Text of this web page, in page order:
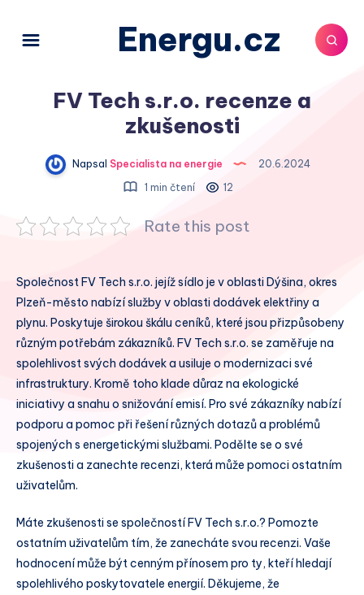
Energu.cz
FV Tech s.r.o. recenze a
zkušenosti
Napsal Specialista na energie
20.6.2024
1 min čtení
12
Rate this post
Společnost FV Tech s.r.o. jejíž sídlo je v oblasti Dýšina, okres
Plzeň-město nabízí služby v oblasti dodávek elektřiny a
plynu. Poskytuje širokou škálu ceníků, které jsou přizpůsobeny
různým potřebám zákazníků. FV Tech s.r.o. se zaměřuje na
spolehlivost svých dodávek a usiluje o modernizaci své
infrastruktury. Kromě toho klade důraz na ekologické
iniciativy a snahu o snižování emisí. Pro své zákazníky nabízí
podporu a pomoc při řešení různých dotazů a problémů
spojených s energetickými službami. Podělte se o své
zkušenosti a zanechte recenzi, která může pomoci ostatním
uživatelům.
Máte zkušenosti se společností FV Tech s.r.o.? Pomozte
ostatním uživatelům tím, že zanecháte svou recenzi. Vaše
hodnocení může být cenným přínosem pro ty, kteří hledají
spolehlivého poskytovatele energií. Děkujeme, že